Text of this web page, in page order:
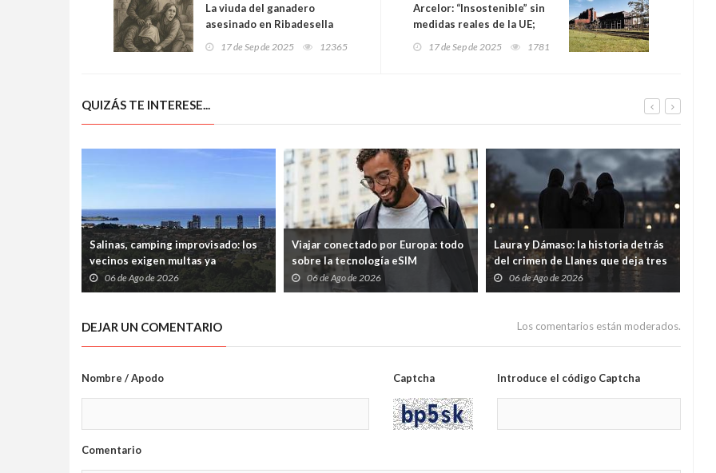
La viuda del ganadero
asesinado en Ribadesella
rompe su silencio: “Los
asaltantes hablaban
17 de Sep de 2025 12365
Arcelor: “Insostenible” sin
medidas reales de la UE;
Asturias en riesgo de
perder sus altos hornos
17 de Sep de 2025 1781
QUIZÁS TE INTERESE...
Salinas, camping improvisado: los
vecinos exigen multas ya
06 de Ago de 2026
Viajar conectado por Europa: todo
sobre la tecnología eSIM
06 de Ago de 2026
Laura y Dámaso: la historia detrás
del crimen de Llanes que deja tres
hijos huérfanos
06 de Ago de 2026
DEJAR UN COMENTARIO Los comentarios están moderados.
Nombre / Apodo Captcha Introduce el código Captcha
Comentario